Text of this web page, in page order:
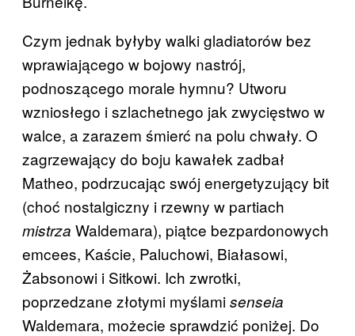
Czym jednak byłyby walki gladiatorów bez
wprawiającego w bojowy nastrój,
podnoszącego morale hymnu? Utworu
wzniosłego i szlachetnego jak zwycięstwo w
walce, a zarazem śmierć na polu chwały. O
zagrzewający do boju kawałek zadbał
Matheo, podrzucając swój energetyzujący bit
(choć nostalgiczny i rzewny w partiach
mistrza Waldemara), piątce bezpardonowych
emcees, Kaście, Paluchowi, Białasowi,
Żabsonowi i Sitkowi. Ich zwrotki,
poprzedzane złotymi myślamisenseia
Waldemara, możecie sprawdzić poniżej. Do